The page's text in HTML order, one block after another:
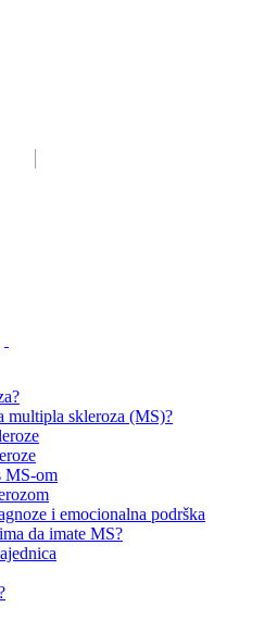
multipla skleroza (MS)?
MS-om
i emocionalna podrška
da imate MS?